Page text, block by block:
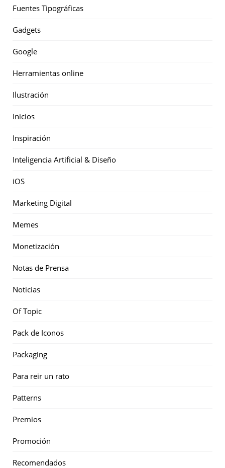
Fuentes Tipográficas
Gadgets
Google
Herramientas online
Ilustración
Inicios
Inspiración
Inteligencia Artificial & Diseño
iOS
Marketing Digital
Memes
Monetización
Notas de Prensa
Noticias
Of Topic
Pack de Iconos
Packaging
Para reir un rato
Patterns
Premios
Promoción
Recomendados